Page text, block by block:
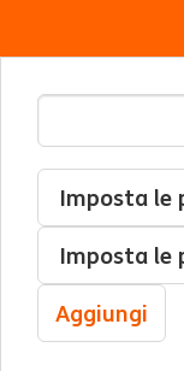
Indirizzo Email
Interessato(a) a
Categoria
Luogo
Aggiungi